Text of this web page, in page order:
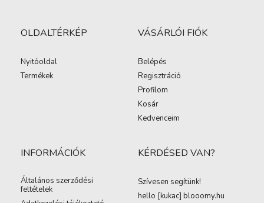
OLDALTÉRKÉP
Nyitóoldal
Termékek
VÁSÁRLÓI FIÓK
Belépés
Regisztráció
Profilom
Kosár
Kedvenceim
INFORMÁCIÓK
Általános szerződési
feltételek
KÉRDÉSED VAN?
Szívesen segítünk!
hello [kukac] blooomy.hu